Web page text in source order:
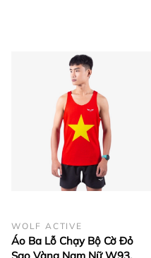
WOLF ACTIVE
Áo Ba Lỗ Chạy Bộ Cờ Đỏ